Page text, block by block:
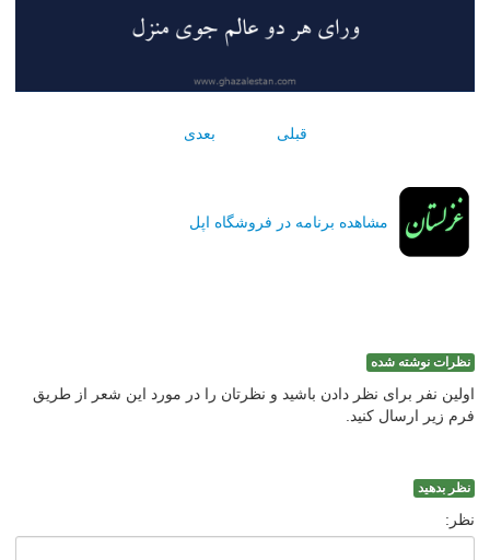
قبلی بعدی
مشاهده برنامه در فروشگاه اپل
نظرات نوشته شده
اولین نفر برای نظر دادن باشید و نظرتان را در مورد این شعر از طریق
فرم زیر ارسال کنید.
نظر بدهید
نظر: